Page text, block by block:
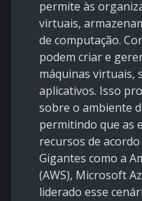
permite às
virtuais,
de computação.
podem criar e
máquinas virtuais,
aplicativos. Isso
sobre o ambiente
permitindo que as
recursos de
Gigantes como a
(AWS), Microsoft
liderado esse